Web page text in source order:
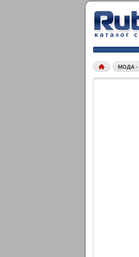
МОДА •